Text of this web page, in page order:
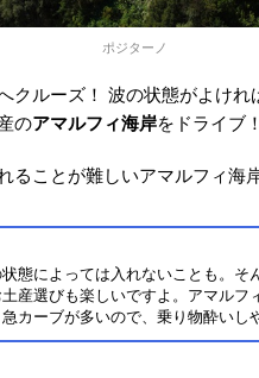
ポジターノ
クルーズ！ 波の状態がよけれ
のアマルフィ海岸をドライブ！
ることが難しいアマルフィ海
態によっては入れないことも。そ
産選びも楽しいですよ。アマルフ
カーブが多いので、乗り物酔いし